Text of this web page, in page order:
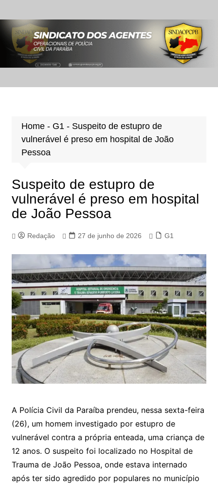
para
conteúdo
Home- G1 - Suspeito de estupro de
vulnerável é preso em hospital de João
Pessoa
Suspeito de estupro de
vulnerável é preso em hospital
de João Pessoa
Redação 27 de junho de 2026 G1
A Polícia Civil da Paraíba prendeu, nessa sexta-feira
(26), um homem investigado por estupro de
vulnerável contra a própria enteada, uma criança de
12 anos. O suspeito foi localizado no Hospital de
Trauma de João Pessoa, onde estava internado
após ter sido agredido por populares no município